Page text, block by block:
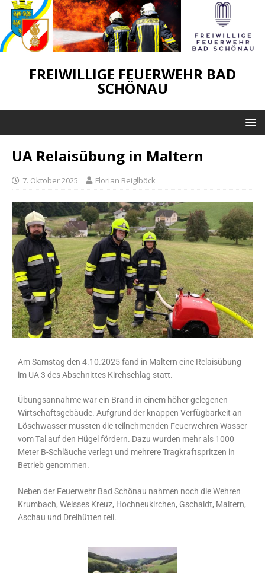
FREIWILLIGE FEUERWEHR BAD
SCHÖNAU
UA Relaisübung in Maltern
7. Oktober 2025 Florian Beiglböck
Am Samstag den 4.10.2025 fand in Maltern eine Relaisübung
im UA 3 des Abschnittes Kirchschlag statt.
Übungsannahme war ein Brand in einem höher gelegenen
Wirtschaftsgebäude. Aufgrund der knappen Verfügbarkeit an
Löschwasser mussten die teilnehmenden Feuerwehren Wasser
vom Tal auf den Hügel fördern. Dazu wurden mehr als 1000
Meter B-Schläuche verlegt und mehrere Tragkraftspritzen in
Betrieb genommen.
Neben der Feuerwehr Bad Schönau nahmen noch die Wehren
Krumbach, Weisses Kreuz, Hochneukirchen, Gschaidt, Maltern,
Aschau und Dreihütten teil.